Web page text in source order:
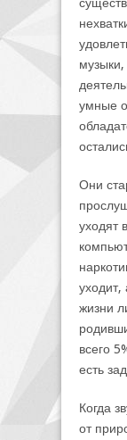
умные
Они
уходят
уходит,
жизни
всего
есть
Когда
от